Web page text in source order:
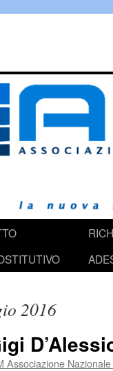
2016
Associazione